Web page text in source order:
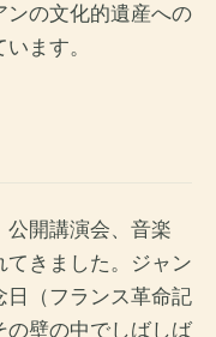
ンの文化的遺産への
ます。
公開講演会、音楽
きました。ジャン
日（フランス革命記
の壁の中でしばしば